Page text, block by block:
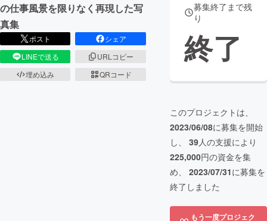
の仕事風景を限りなく再現した写
真集
ポスト
シェア
LINEで送る
URLコピー
埋め込み
QRコード
募集終了まで残
り
終了
このプロジェクトは、
2023/06/08に募集を開始
し、 39人の支援により
225,000円の資金を集
め、 2023/07/31に募集を
終了しました
もう一度プロジェク